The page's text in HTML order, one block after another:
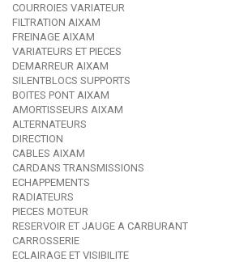
COURROIES VARIATEUR
FILTRATION AIXAM
FREINAGE AIXAM
VARIATEURS ET PIECES
DEMARREUR AIXAM
SILENTBLOCS SUPPORTS
BOITES PONT AIXAM
AMORTISSEURS AIXAM
ALTERNATEURS
DIRECTION
CABLES AIXAM
CARDANS TRANSMISSIONS
ECHAPPEMENTS
RADIATEURS
PIECES MOTEUR
RESERVOIR ET JAUGE A CARBURANT
CARROSSERIE
ECLAIRAGE ET VISIBILITE